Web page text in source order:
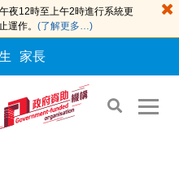
夜12時至上午2時進行系統更
運作。 (了解更多…)
家長